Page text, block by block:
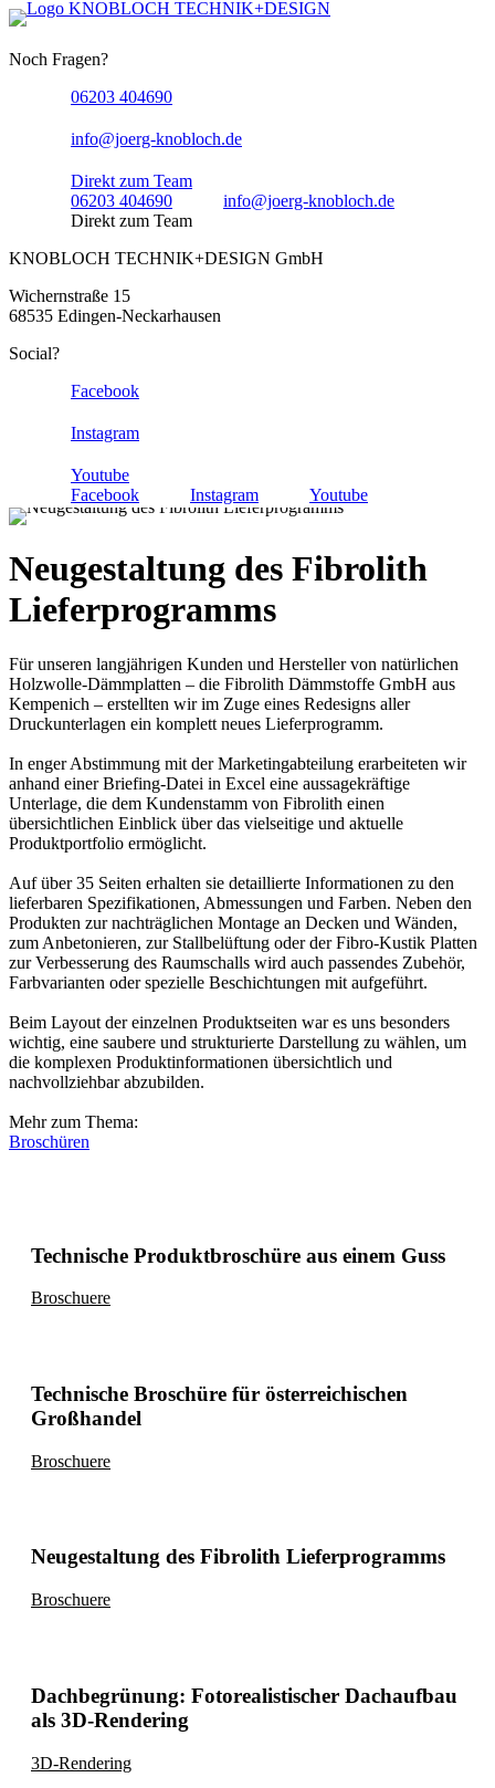
Noch Fragen?
06203 404690
info@joerg-knobloch.de
Direkt zum Team
06203 404690
info@joerg-knobloch.de
Direkt zum Team
KNOBLOCH TECHNIK+DESIGN GmbH
Wichernstraße 15
68535 Edingen-Neckarhausen
Social?
Facebook
Instagram
Youtube
Facebook
Instagram Youtube
Neugestaltung des Fibrolith
Lieferprogramms
Für unseren langjährigen Kunden und Hersteller von natürlichen
Holzwolle-Dämmplatten – die Fibrolith Dämmstoffe GmbH aus
Kempenich – erstellten wir im Zuge eines Redesigns aller
Druckunterlagen ein komplett neues Lieferprogramm.
In enger Abstimmung mit der Marketingabteilung erarbeiteten wir
anhand einer Briefing-Datei in Excel eine aussagekräftige
Unterlage, die dem Kundenstamm von Fibrolith einen
übersichtlichen Einblick über das vielseitige und aktuelle
Produktportfolio ermöglicht.
Auf über 35 Seiten erhalten sie detaillierte Informationen zu den
lieferbaren Spezifikationen, Abmessungen und Farben. Neben den
Produkten zur nachträglichen Montage an Decken und Wänden,
zum Anbetonieren, zur Stallbelüftung oder der Fibro-Kustik Platten
zur Verbesserung des Raumschalls wird auch passendes Zubehör,
Farbvarianten oder spezielle Beschichtungen mit aufgeführt.
Beim Layout der einzelnen Produktseiten war es uns besonders
wichtig, eine saubere und strukturierte Darstellung zu wählen, um
die komplexen Produktinformationen übersichtlich und
nachvollziehbar abzubilden.
Mehr zum Thema:
Broschüren
Technische Produktbroschüre aus einem Guss
Broschuere
Technische Broschüre für österreichischen
Großhandel
Broschuere
Neugestaltung des Fibrolith Lieferprogramms
Broschuere
Dachbegrünung: Fotorealistischer Dachaufbau
als 3D-Rendering
3D-Rendering